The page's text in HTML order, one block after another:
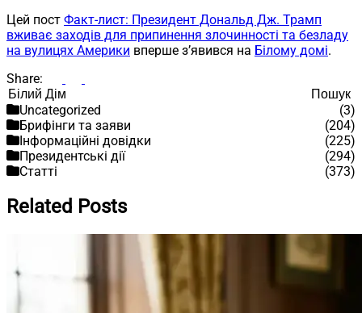
Цей пост Факт-лист: Президент Дональд Дж. Трамп
вживає заходів для припинення злочинності та безладу
на вулицях Америки вперше з’явився на Білому домі.
Share:
Пошук
Пошук
Uncategorized
(3)
Брифінги та заяви
(204)
Інформаційні довідки
(225)
Президентські дії
(294)
Статті
(373)
Related Posts